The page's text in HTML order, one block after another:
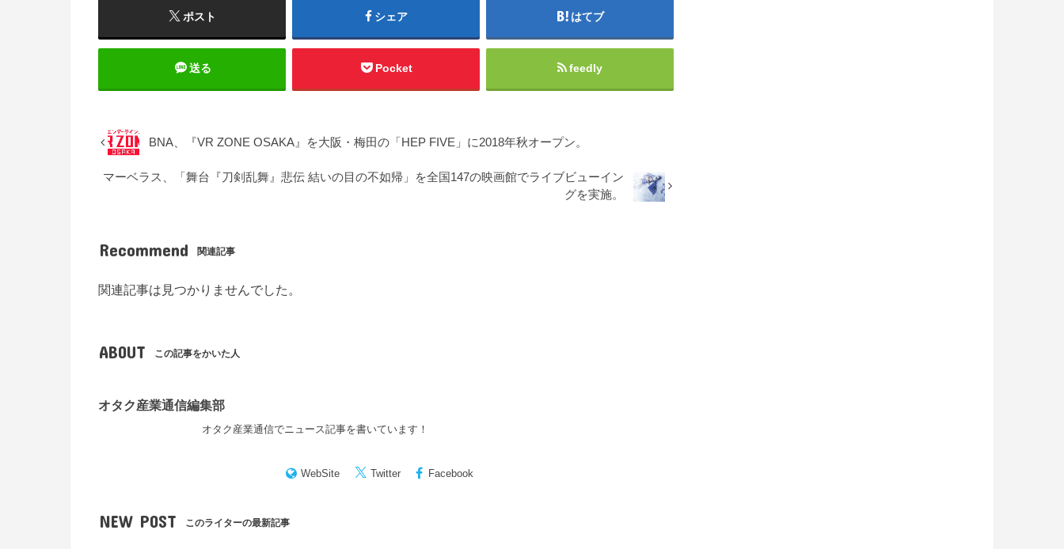
ポスト シェア はてブ
送る Pocket feedly
BNA、『VR ZONE OSAKA』を大阪・梅田の「HEP FIVE」に2018年秋オープン。
マーベラス、「舞台『刀剣乱舞』悲伝 結いの目の不如帰」を全国147の映画館でライブビューイン
グを実施。
Recommend 関連記事
関連記事は見つかりませんでした。
ABOUT この記事をかいた人
オタク産業通信編集部
オタク産業通信でニュース記事を書いています！
WebSite Twitter Facebook
NEW POST このライターの最新記事